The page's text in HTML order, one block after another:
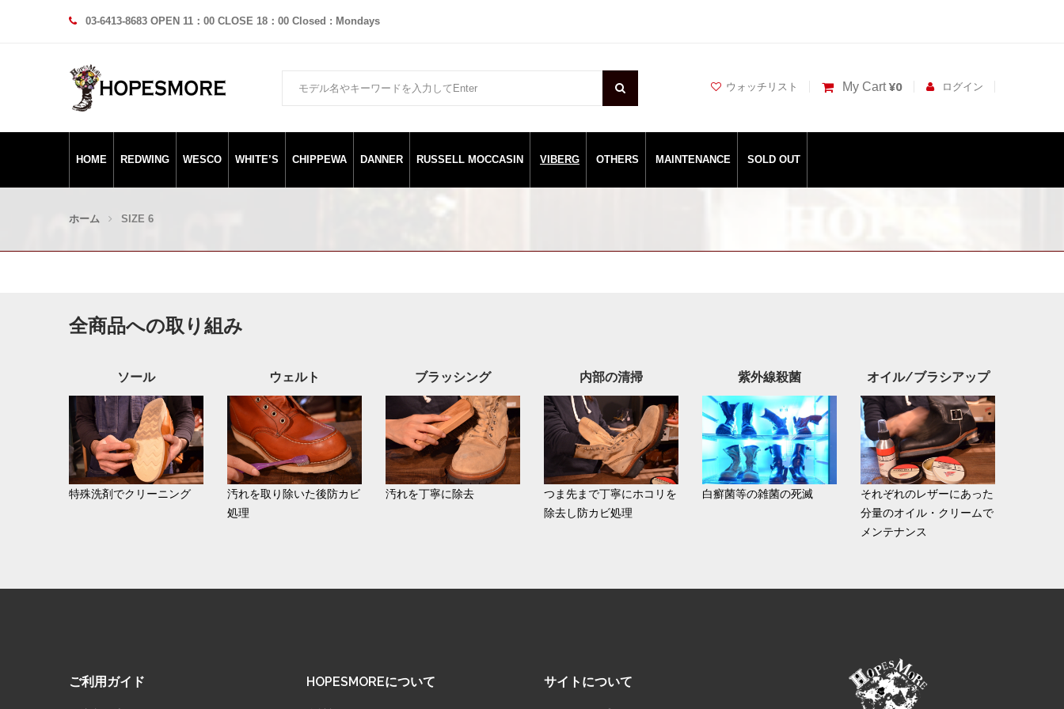
03-6413-8683 OPEN 11：00 CLOSE 18：00 Closed : Mondays
ウォッチリスト My Cart ¥0 ログイン
HOME REDWING WESCO WHITE’S CHIPPEWA DANNER RUSSELL MOCCASIN VIBERG OTHERS MAINTENANCE SOLD OUT
ホーム SIZE 6
全商品への取り組み
ソール
特殊洗剤でクリーニング
ウェルト
汚れを取り除いた後防カビ
処理
ブラッシング
汚れを丁寧に除去
内部の清掃
つま先まで丁寧にホコリを
除去し防カビ処理
紫外線殺菌
白癬菌等の雑菌の死滅
オイル/ブラシアップ
それぞれのレザーにあった
分量のオイル・クリームで
メンテナンス
ご利用ガイド HOPESMOREについて サイトについて